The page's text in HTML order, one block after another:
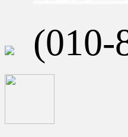
(010-